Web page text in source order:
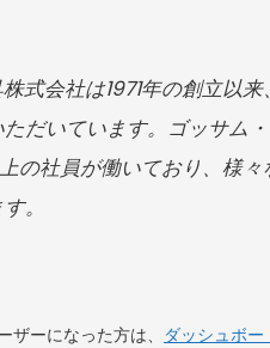
式会社は1971年の創立以
だいています。ゴッサム
の社員が働いており、様
。
ーになった方は、 ダッシュボー